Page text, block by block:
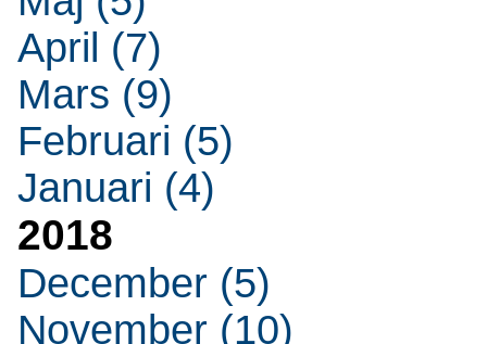
April (7)
Mars (9)
Februari (5)
Januari (4)
2018
December (5)
November (10)